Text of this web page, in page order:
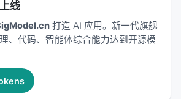
针"走向"鸡尾酒疗法"
一次打一针，GEMS 让医生可以
同时注入多种倾向，互不干扰。这
空间：一个模型可以同时被导向"数
"，而不需要重新训练三个版本。
线
打造 AI 应用。新一代旗舰
、代码、智能体综合能力达到开源模